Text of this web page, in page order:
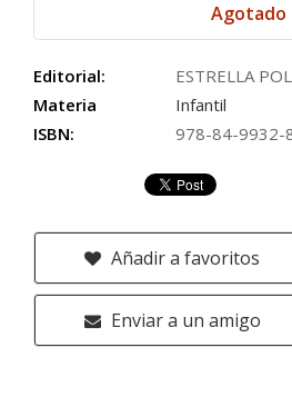
Agotado
Editorial:
ESTRELLA
Materia
Infantil
ISBN:
978-84-9932-
Añadir a favoritos
Enviar a un amigo